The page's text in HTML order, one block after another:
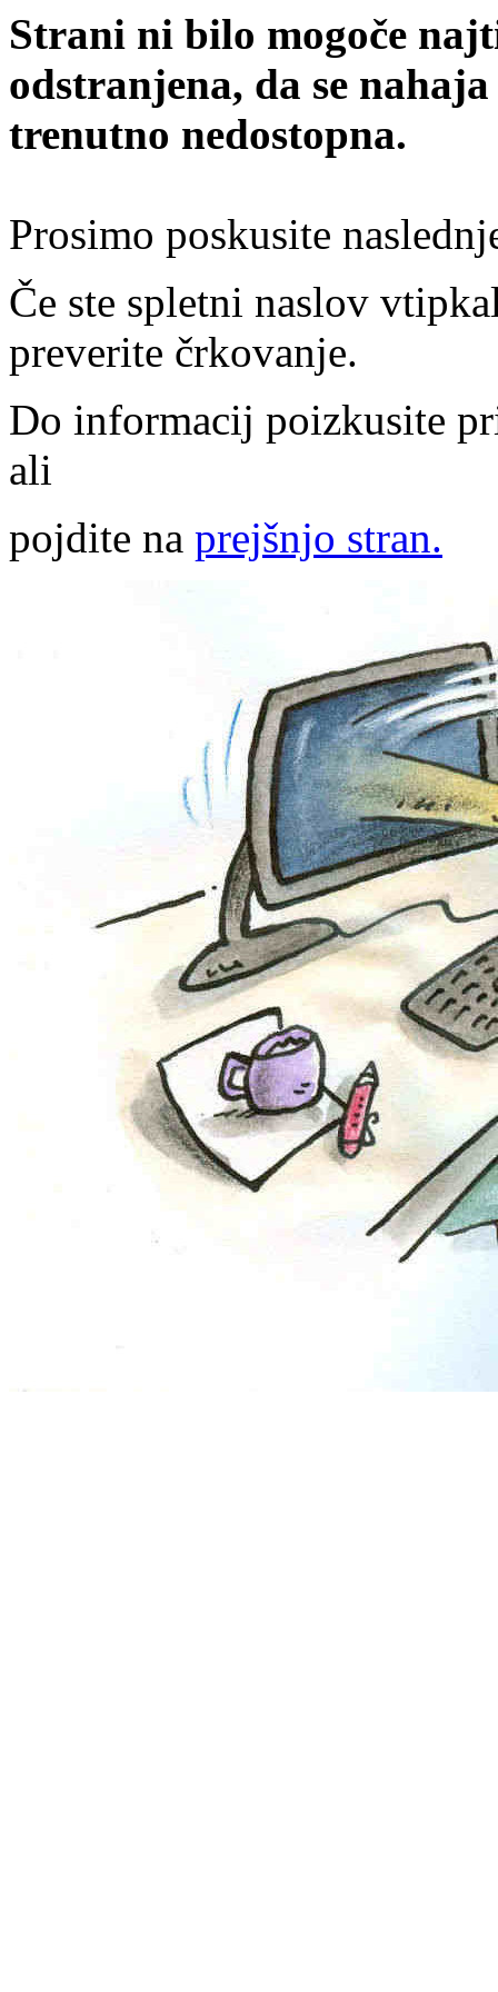
Strani ni bilo mogoče
odstranjena, da se
trenutno nedostopna.
Prosimo poskusite
Če ste spletni naslov
preverite črkovanje.
Do informacij poizkusite
ali
pojdite na prejšnjo stran.